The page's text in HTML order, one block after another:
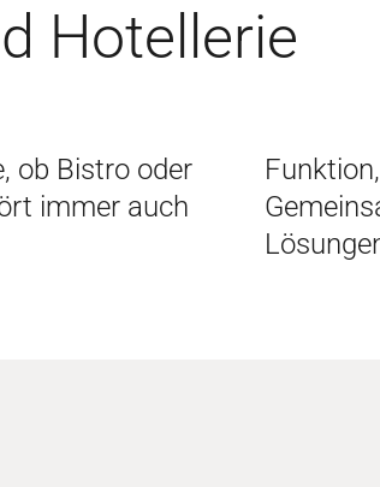
Hotellerie
ob Bistro oder
immer auch